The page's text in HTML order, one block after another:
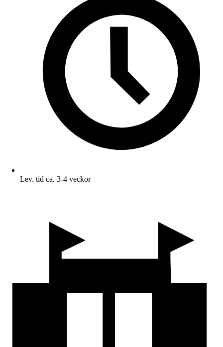
Lev. tid ca. 3-4 veckor